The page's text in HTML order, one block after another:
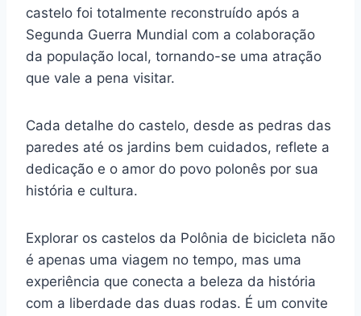
castelo foi totalmente reconstruído após a
Segunda Guerra Mundial com a colaboração
da população local, tornando-se uma atração
que vale a pena visitar.
Cada detalhe do castelo, desde as pedras das
paredes até os jardins bem cuidados, reflete a
dedicação e o amor do povo polonês por sua
história e cultura.
Explorar os castelos da Polônia de bicicleta não
é apenas uma viagem no tempo, mas uma
experiência que conecta a beleza da história
com a liberdade das duas rodas. É um convite